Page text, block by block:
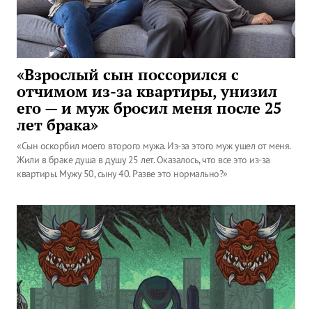
«Взрослый сын поссорился с
отчимом из-за квартиры, унизил
его — и муж бросил меня после 25
лет брака»
«Сын оскорбил моего второго мужа. Из-за этого муж ушел от меня.
Жили в браке душа в душу 25 лет. Оказалось, что все это из-за
квартиры. Мужу 50, сыну 40. Разве это нормально?»